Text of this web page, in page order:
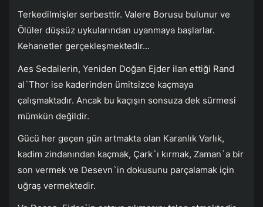
Terkedilmişler serbesttir. Valere Borusu bulunur ve
Ölüler düşsüz uykularından uyanmaya başlarlar.
Kehanetler gerçekleşmektedir...
Aes Sedailerin, Yeniden Doğan Ejder ilan ettiği Rand
al`Thor ise kaderinden ümitsizce kaçmaya
çalışmaktadır. Ancak bu kaçışın sonsuza dek sürmesi
mümkün değildir.
Gücü her geçen gün artmakta olan Karanlık Varlık,
kadim zindanından kaçmak, Çark`ı kırmak, Zaman`a bir
son vermek ve Desevn`in dokusunu parçalamak için
uğraş vermektedir.